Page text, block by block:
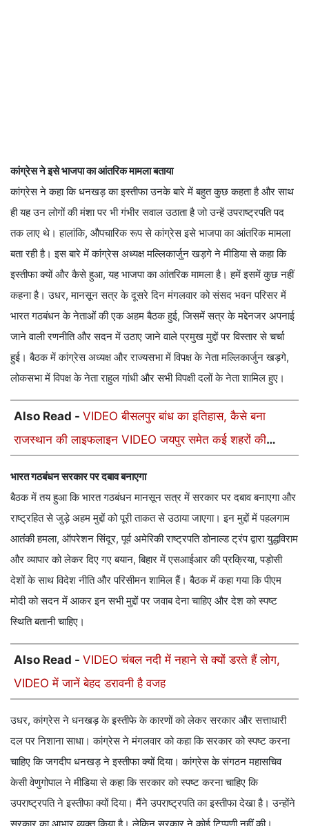
कांग्रेस ने इसे भाजपा का आंतरिक मामला बताया
कांग्रेस ने कहा कि धनखड़ का इस्तीफा उनके बारे में बहुत कुछ कहता है और साथ
ही यह उन लोगों की मंशा पर भी गंभीर सवाल उठाता है जो उन्हें उपराष्ट्रपति पद
तक लाए थे। हालांकि, औपचारिक रूप से कांग्रेस इसे भाजपा का आंतरिक मामला
बता रही है। इस बारे में कांग्रेस अध्यक्ष मल्लिकार्जुन खड़गे ने मीडिया से कहा कि
इस्तीफा क्यों और कैसे हुआ, यह भाजपा का आंतरिक मामला है। हमें इसमें कुछ नहीं
कहना है। उधर, मानसून सत्र के दूसरे दिन मंगलवार को संसद भवन परिसर में
भारत गठबंधन के नेताओं की एक अहम बैठक हुई, जिसमें सत्र के मद्देनजर अपनाई
जाने वाली रणनीति और सदन में उठाए जाने वाले प्रमुख मुद्दों पर विस्तार से चर्चा
हुई। बैठक में कांग्रेस अध्यक्ष और राज्यसभा में विपक्ष के नेता मल्लिकार्जुन खड़गे,
लोकसभा में विपक्ष के नेता राहुल गांधी और सभी विपक्षी दलों के नेता शामिल हुए।
Also Read - VIDEO बीसलपुर बांध का इतिहास, कैसे बना
राजस्थान की लाइफलाइन VIDEO जयपुर समेत कई शहरों की
भारत गठबंधन सरकार पर दबाव बनाएगा
बैठक में तय हुआ कि भारत गठबंधन मानसून सत्र में सरकार पर दबाव बनाएगा और
राष्ट्रहित से जुड़े अहम मुद्दों को पूरी ताकत से उठाया जाएगा। इन मुद्दों में पहलगाम
आतंकी हमला, ऑपरेशन सिंदूर, पूर्व अमेरिकी राष्ट्रपति डोनाल्ड ट्रंप द्वारा युद्धविराम
और व्यापार को लेकर दिए गए बयान, बिहार में एसआईआर की प्रक्रिया, पड़ोसी
देशों के साथ विदेश नीति और परिसीमन शामिल हैं। बैठक में कहा गया कि पीएम
मोदी को सदन में आकर इन सभी मुद्दों पर जवाब देना चाहिए और देश को स्पष्ट
स्थिति बतानी चाहिए।
Also Read - VIDEO चंबल नदी में नहाने से क्यों डरते हैं लोग,
VIDEO में जानें बेहद डरावनी है वजह
उधर, कांग्रेस ने धनखड़ के इस्तीफे के कारणों को लेकर सरकार और सत्ताधारी
दल पर निशाना साधा। कांग्रेस ने मंगलवार को कहा कि सरकार को स्पष्ट करना
चाहिए कि जगदीप धनखड़ ने इस्तीफा क्यों दिया। कांग्रेस के संगठन महासचिव
केसी वेणुगोपाल ने मीडिया से कहा कि सरकार को स्पष्ट करना चाहिए कि
उपराष्ट्रपति ने इस्तीफा क्यों दिया। मैंने उपराष्ट्रपति का इस्तीफा देखा है। उन्होंने